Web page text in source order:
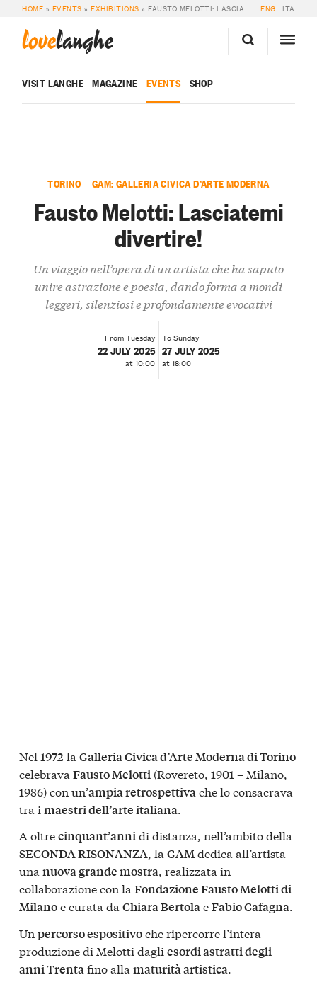
HOME » EVENTS »EXHIBITIONS » FAUSTO MELOTTI: LASCIATEMI DIVERTIRE! ENG ITA
lovelanghe
VISIT LANGHE MAGAZINE EVENTS SHOP
TORINO — GAM: GALLERIA CIVICA D’ARTE MODERNA
Fausto Melotti: Lasciatemi
divertire!
Un viaggio nell’opera di un artista che ha saputo
unire astrazione e poesia, dando forma a mondi
leggeri, silenziosi e profondamente evocativi
From Tuesday
22 JULY 2025
at 10:00
To Sunday
27 JULY 2025
at 18:00
Nel 1972 la Galleria Civica d’Arte Moderna di Torino
celebrava Fausto Melotti (Rovereto, 1901 – Milano,
1986) con un’ampia retrospettivache lo consacrava
tra i maestri dell’arte italiana.
A oltrecinquant’annidi distanza, nell’ambito della
SECONDA RISONANZA, la GAMdedica all’artista
una nuova grande mostra, realizzata in
collaborazione con la Fondazione Fausto Melotti di
Milanoe curata da Chiara BertolaeFabio Cafagna.
Un percorso espositivoche ripercorre l’intera
produzione di Melotti dagli esordi astratti degli
anni Trentafino alla maturità artistica.